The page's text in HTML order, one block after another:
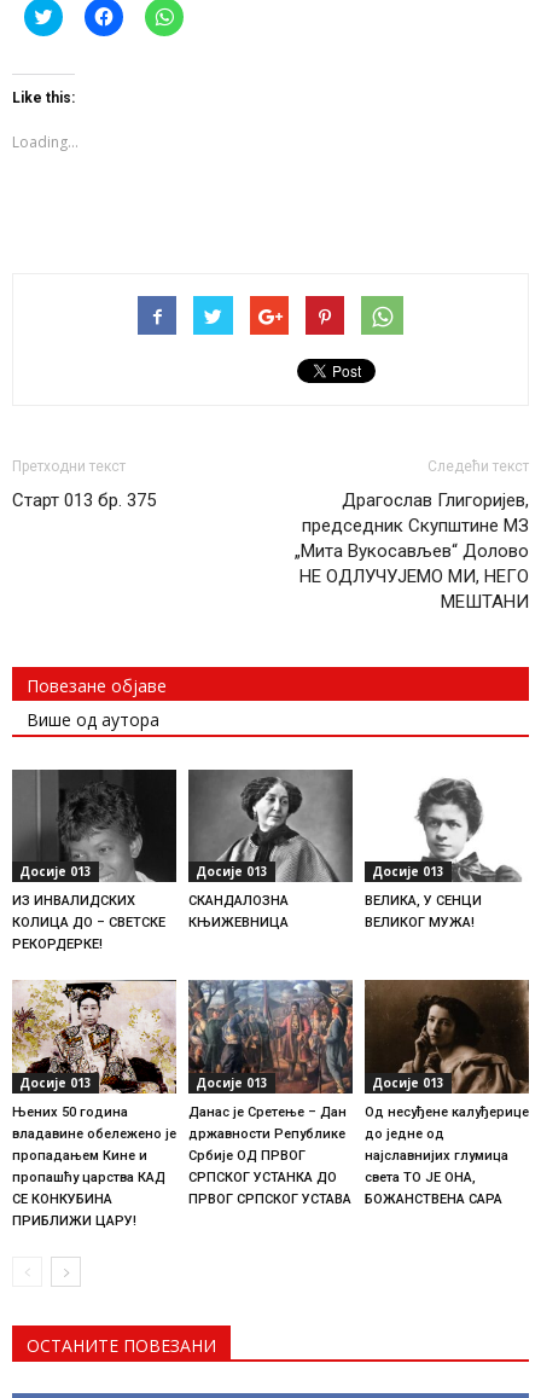
Click
to
Twitter
(Opens
in
window)
Click
to
Click
to
Like this:
Loading...
Претходни текст
Старт 013 бр. 375
Следећи текст
Драгослав Глигоријев,
председник Скупштине МЗ
„Мита Вукосављев“ Долово
НЕ ОДЛУЧУЈЕМО МИ, НЕГО
МЕШТАНИ
Повезане објаве
Више од аутора
Досије 013
ИЗ ИНВАЛИДСКИХ
КОЛИЦА ДО – СВЕТСКЕ
РЕКОРДЕРКЕ!
Досије 013
СКАНДАЛОЗНА
КЊИЖЕВНИЦА
Досије 013
ВЕЛИКА, У СЕНЦИ
ВЕЛИКОГ МУЖА!
Досије 013
Њених 50 година
владавине обележено је
пропадањем Кине и
пропашћу царства КАД
СЕ КОНКУБИНА
ПРИБЛИЖИ ЦАРУ!
Досије 013
Данас је Сретење – Дан
државности Републике
Србије ОД ПРВОГ
СРПСКОГ УСТАНКА ДО
ПРВОГ СРПСКОГ УСТАВА
Досије 013
Од несуђене калуђерице
до једне од
најславнијих глумица
света TO JE OНА,
БОЖАНСТВЕНА САРА
ОСТАНИТЕ ПОВЕЗАНИ